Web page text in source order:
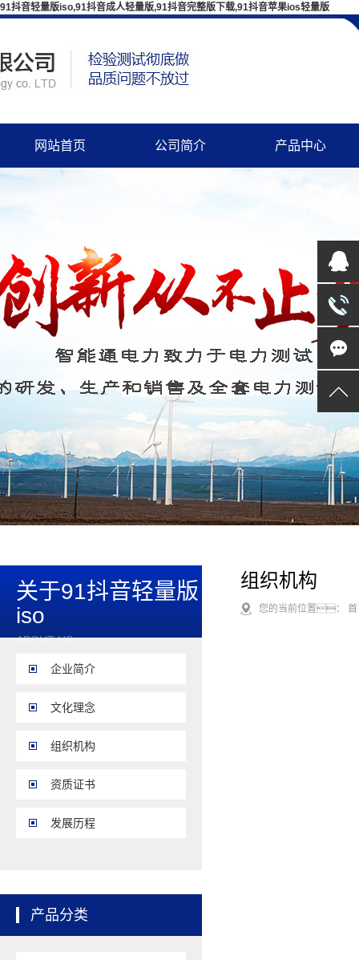
91抖音轻量版iso,91抖音成人轻量版,91抖音完整版下载,91抖音苹果ios轻量版
网站首页 公司简介
资质证书
发展历程
91抖音轻量版iso通
统自动
产品中心
避雷器、绝缘子检测
高压耐压试验设备
串联谐振装置
继电保护、二次回
设备
局放在线监测及电力监
蓄电池、直流系统检测
电缆、线路检测及安全
互感器校验及测试设备
SF6气体检测设备
油、化分析仪
接地电阻、绝缘电
关于91抖音轻量版
iso
ABOUT US
企业简介
文化理念
组织机构
资质证书
发展历程
产品分类
组织机构
您的当前位置： 首